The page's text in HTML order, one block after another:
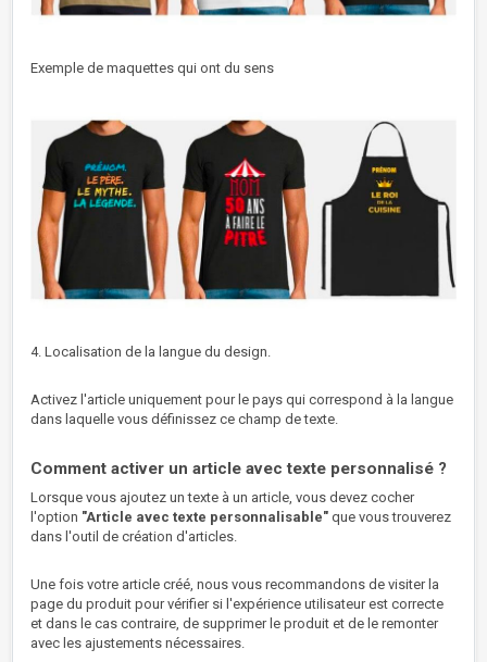
Exemple de maquettes qui ont du sens
4. Localisation de la langue du design.
Activez l'article uniquement pour le pays qui correspond à la langue
dans laquelle vous définissez ce champ de texte.
Comment activer un article avec texte personnalisé ?
Lorsque vous ajoutez un texte à un article, vous devez cocher
l'option "Article avec texte personnalisable" que vous trouverez
dans l'outil de création d'articles.
Une fois votre article créé, nous vous recommandons de visiter la
page du produit pour vérifier si l'expérience utilisateur est correcte
et dans le cas contraire, de supprimer le produit et de le remonter
avec les ajustements nécessaires.